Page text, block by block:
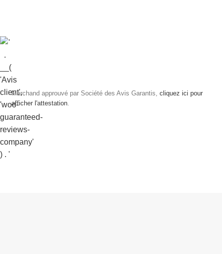
Marchand approuvé par Société des Avis Garantis, cliquez ici pour
afficher l'attestation.